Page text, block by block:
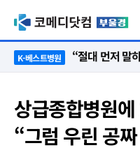
K-베스트병원
상급종합병원
“그럼 우린 공